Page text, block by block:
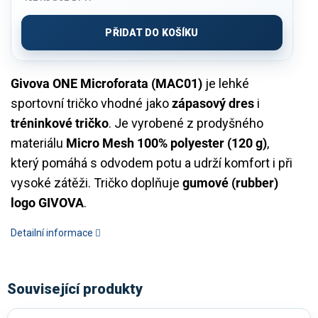
Givova ONE Microforata (MAC01) je lehké
sportovní tričko vhodné jakozápasový dres i
tréninkové tričko. Je vyrobené z prodyšného
materiálu Micro Mesh 100% polyester (120 g),
který pomáhá s odvodem potu a udrží komfort i při
vysoké zátěži. Tričko doplňuje gumové (rubber)
logo GIVOVA.
Detailní informace
cena:
PŘIDAT DO KOŠÍKU
Související produkty